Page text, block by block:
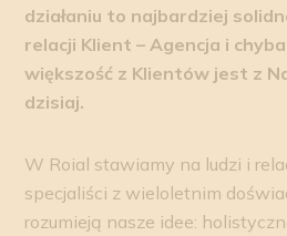
działaniu to najbardziej
relacji Klient – Agencja i
większość z Klientów jest z
dzisiaj.
W Roial stawiamy na ludzi i
specjaliści z wieloletnim
rozumieją nasze idee: